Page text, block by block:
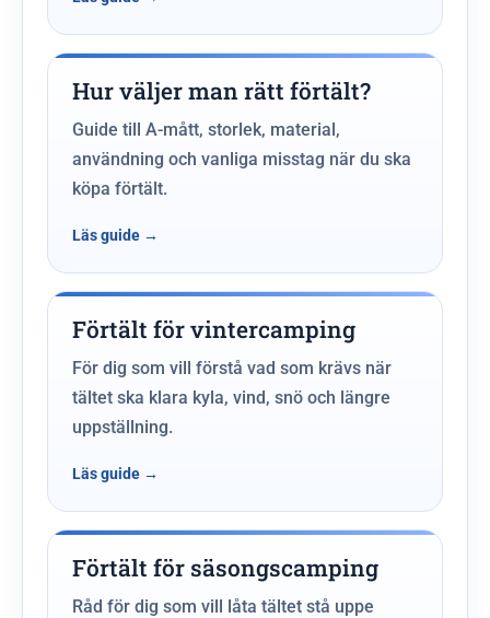
Hur väljer man rätt förtält?
Guide till A-mått, storlek, material,
användning och vanliga misstag när du ska
köpa förtält.
Förtält för vintercamping
För dig som vill förstå vad som krävs när
tältet ska klara kyla, vind, snö och längre
uppställning.
Förtält för säsongscamping
Råd för dig som vill låta tältet stå uppe